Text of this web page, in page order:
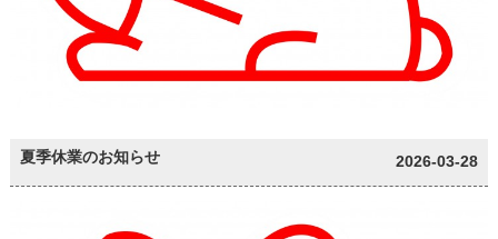
夏季休業のお知らせ 2026-03-28